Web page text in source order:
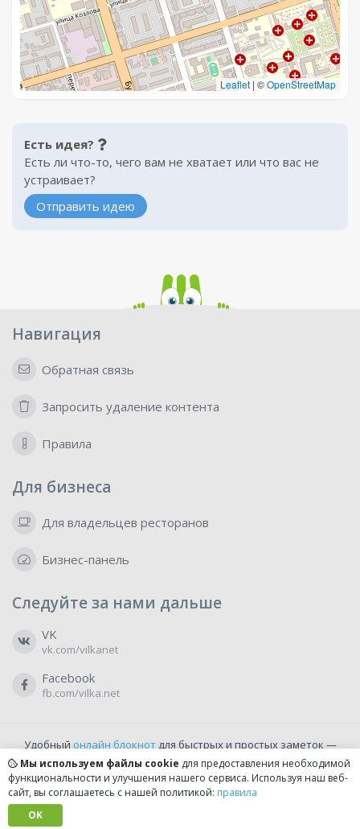
Leaflet | ©OpenStreetMap
Есть идея?
Есть ли что-то, чего вам не хватает или что вас не
устраивает?
Отправить идею
Навигация
Обратная связь
Запросить удаление контента
Правила
Для бизнеса
Для владельцев ресторанов
Бизнес-панель
Следуйте за нами дальше
VK
vk.com/vilkanet
Facebook
fb.com/vilka.net
Удобный онлайн блокнотдля быстрых и простых заметок —
бесплатно и доступно прямо из браузера.
Мы используем файлы cookie для предоставления необходимой
функциональности и улучшения нашего сервиса. Используя наш веб-
сайт, вы соглашаетесь с нашей политикой: правила
OK